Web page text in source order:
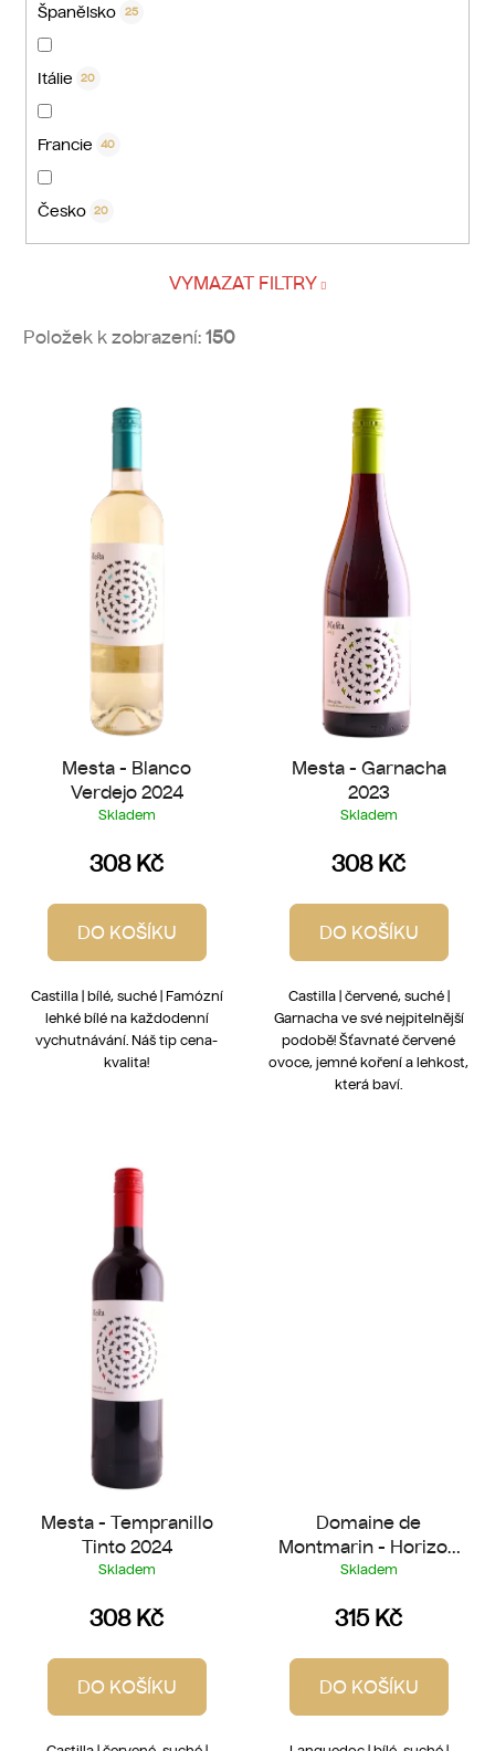
Španělsko 25
Itálie 20
Francie 40
Česko 20
VYMAZAT FILTRY
Položek k zobrazení: 150
Mesta - Blanco
Verdejo 2024
Skladem
308 Kč
DO KOŠÍKU
Castilla | bílé, suché | Famózní
lehké bílé na každodenní
vychutnávání. Náš tip cena-
kvalita!
Mesta - Garnacha
2023
Skladem
308 Kč
DO KOŠÍKU
Castilla | červené, suché |
Garnacha ve své nejpitelnější
podobě! Šťavnaté červené
ovoce, jemné koření a lehkost,
která baví.
Mesta - Tempranillo
Tinto 2024
Skladem
308 Kč
DO KOŠÍKU
Domaine de
Montmarin - Horizon
Blanc 2025
Skladem
315 Kč
DO KOŠÍKU